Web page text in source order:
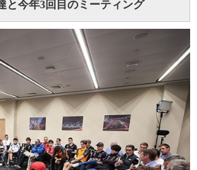
と今年3回目のミーティング